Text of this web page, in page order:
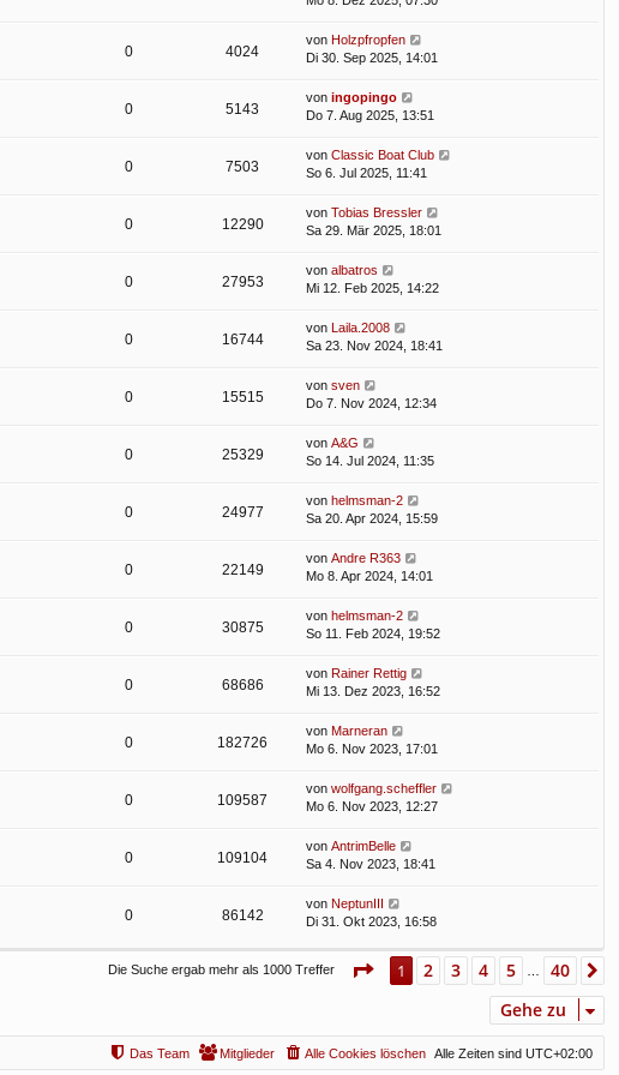
0 4024
von Holzpfropfen
Di 30. Sep 2025, 14:01
0 5143
von ingopingo
Do 7. Aug 2025, 13:51
0 7503
von Classic Boat Club
So 6. Jul 2025, 11:41
0 12290
von Tobias Bressler
Sa 29. Mär 2025, 18:01
0 27953
von albatros
Mi 12. Feb 2025, 14:22
0 16744
von Laila.2008
Sa 23. Nov 2024, 18:41
0 15515
von sven
Do 7. Nov 2024, 12:34
0 25329
von A&G
So 14. Jul 2024, 11:35
0 24977
von helmsman-2
Sa 20. Apr 2024, 15:59
0 22149
von Andre R363
Mo 8. Apr 2024, 14:01
0 30875
von helmsman-2
So 11. Feb 2024, 19:52
0 68686
von Rainer Rettig
Mi 13. Dez 2023, 16:52
0 182726
von Marneran
Mo 6. Nov 2023, 17:01
0 109587
von wolfgang.scheffler
Mo 6. Nov 2023, 12:27
0 109104
von AntrimBelle
Sa 4. Nov 2023, 18:41
0 86142
von NeptunIII
Di 31. Okt 2023, 16:58
Die Suche ergab mehr als 1000 Treffer Seite 1von 40
1 2 3 4 5 … 40
Gehe zu
Alle Zeiten sind UTC+02:00
Alle Cookies löschen
Mitglieder
Das Team